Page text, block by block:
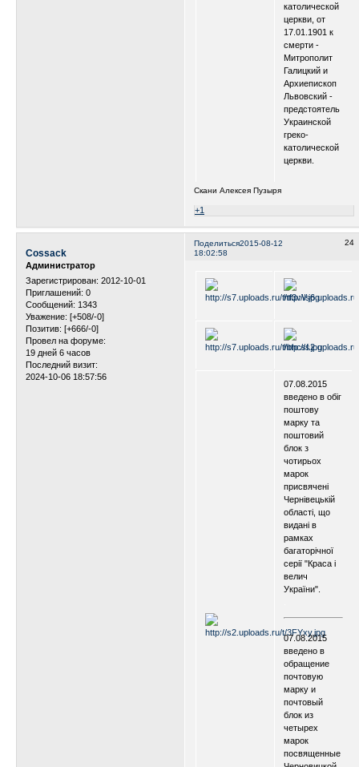
католической
церкви, от
17.01.1901 к
смерти -
Митрополит
Галицкий и
Архиепископ
Львовский -
предстоятель
Украинской
греко-
католической
церкви.
Скани Алексея Пузыря
+1
Поделиться 24
2015-08-12
18:02:58
Cossack
Администратор
Зарегистрирован: 2012-10-01
Приглашений: 0
Сообщений: 1343
Уважение: [+508/-0]
Позитив: [+666/-0]
Провел на форуме:
19 дней 6 часов
Последний визит:
2024-10-06 18:57:56
07.08.2015
введено в обіг
поштову
марку та
поштовий
блок з
чотирьох
марок
присвячені
Чернівецькій
області, що
видані в
рамках
багаторічної
серії "Краса і
велич
України".
07.08.2015
введено в
обращение
почтовую
марку и
почтовый
блок из
четырех
марок
посвященные